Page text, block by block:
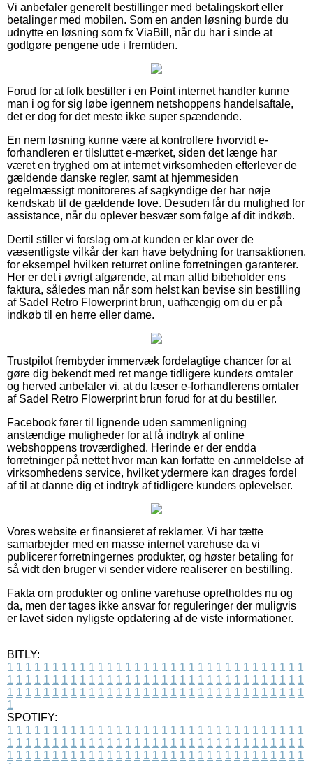
Vi anbefaler generelt bestillinger med betalingskort eller
betalinger med mobilen. Som en anden løsning burde du
udnytte en løsning som fx ViaBill, når du har i sinde at
godtgøre pengene ude i fremtiden.
Forud for at folk bestiller i en Point internet handler kunne
man i og for sig løbe igennem netshoppens handelsaftale,
det er dog for det meste ikke super spændende.
En nem løsning kunne være at kontrollere hvorvidt e-
forhandleren er tilsluttet e-mærket, siden det længe har
været en tryghed om at internet virksomheden efterlever de
gældende danske regler, samt at hjemmesiden
regelmæssigt monitoreres af sagkyndige der har nøje
kendskab til de gældende love. Desuden får du mulighed for
assistance, når du oplever besvær som følge af dit indkøb.
Dertil stiller vi forslag om at kunden er klar over de
væsentligste vilkår der kan have betydning for transaktionen,
for eksempel hvilken returret online forretningen garanterer.
Her er det i øvrigt afgørende, at man altid bibeholder ens
faktura, således man når som helst kan bevise sin bestilling
af Sadel Retro Flowerprint brun, uafhængig om du er på
indkøb til en herre eller dame.
Trustpilot frembyder immervæk fordelagtige chancer for at
gøre dig bekendt med ret mange tidligere kunders omtaler
og herved anbefaler vi, at du læser e-forhandlerens omtaler
af Sadel Retro Flowerprint brun forud for at du bestiller.
Facebook fører til lignende uden sammenligning
anstændige muligheder for at få indtryk af online
webshoppens troværdighed. Herinde er der endda
forretninger på nettet hvor man kan forfatte en anmeldelse af
virksomhedens service, hvilket ydermere kan drages fordel
af til at danne dig et indtryk af tidligere kunders oplevelser.
Vores website er finansieret af reklamer. Vi har tætte
samarbejder med en masse internet varehuse da vi
publicerer forretningernes produkter, og høster betaling for
så vidt den bruger vi sender videre realiserer en bestilling.
Fakta om produkter og online varehuse opretholdes nu og
da, men der tages ikke ansvar for reguleringer der muligvis
er lavet siden nyligste opdatering af de viste informationer.
BITLY:
1 1 1 1 1 1 1 1 1 1 1 1 1 1 1 1 1 1 1 1 1 1 1 1 1 1 1 1 1 1 1 1 1
1 1 1 1 1 1 1 1 1 1 1 1 1 1 1 1 1 1 1 1 1 1 1 1 1 1 1 1 1 1 1 1 1
1 1 1 1 1 1 1 1 1 1 1 1 1 1 1 1 1 1 1 1 1 1 1 1 1 1 1 1 1 1 1 1 1
1
SPOTIFY:
1 1 1 1 1 1 1 1 1 1 1 1 1 1 1 1 1 1 1 1 1 1 1 1 1 1 1 1 1 1 1 1 1
1 1 1 1 1 1 1 1 1 1 1 1 1 1 1 1 1 1 1 1 1 1 1 1 1 1 1 1 1 1 1 1 1
1 1 1 1 1 1 1 1 1 1 1 1 1 1 1 1 1 1 1 1 1 1 1 1 1 1 1 1 1 1 1 1 1